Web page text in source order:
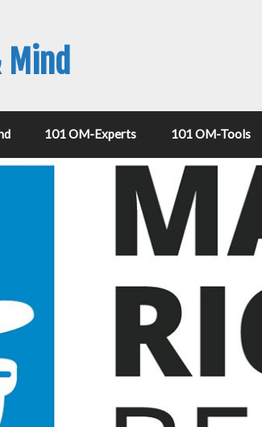
101 OM-Experts 101 OM-Tools